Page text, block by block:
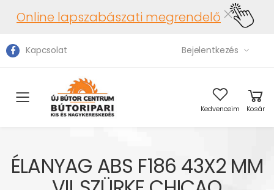
Online lapszabászati megrendelő
Kapcsolat Bejelentkezés
Toggle mobile menu Kedvenceim Kosár
ÉLANYAG ABS F186 43X2 MM